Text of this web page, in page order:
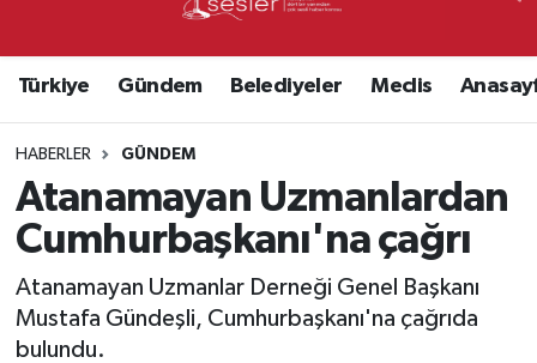
Türkiye Gündem Belediyeler Meclis
HABERLER GÜNDEM
Atanamayan Uzmanlardan
Cumhurbaşkanı'na çağrı
Atanamayan Uzmanlar Derneği Genel Başkanı
Mustafa Gündeşli, Cumhurbaşkanı'na çağrıda
bulundu.
Süper Lig Puan Durumu ve Fikstür
Tüm Manşetler
Son Dakika Haberleri
Haber Arşivi